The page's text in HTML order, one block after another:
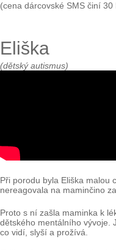
(cena dárcovské SMS činí
Eliška
(dětský autismus)
Při porodu byla Eliška malou
nereagovala na maminčino
Proto s ní zašla maminka k
dětského mentálního vývoje.
co vidí, slyší a prožívá.